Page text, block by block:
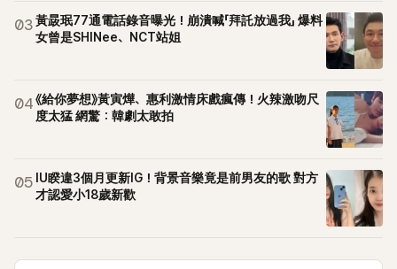
03黃晸珉77通電話錄音曝光！崩潰喊「拜託放過我」 爆料
女曾是SHINee、NCT站姐
04《給你夢想》黃寅燁、惠利激情床戲瘋傳！火辣激吻尺
度太猛 網驚：韓劇太敢拍
05 IU睽違3個月更新IG！背景音樂竟是前男友的歌 對方
才認愛小18歲新歡